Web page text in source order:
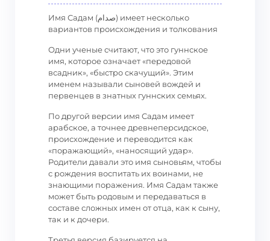
Имя Садам (صدام‎‎) имеет несколько
вариантов происхождения и толкования
Одни ученые считают, что это гуннское
имя, которое означает «передовой
всадник», «быстро скачущий». Этим
именем называли сыновей вождей и
первенцев в знатных гуннских семьях.
По другой версии имя Садам имеет
арабское, а точнее древнеперсидское,
происхождение и переводится как
«поражающий», «наносящий удар».
Родители давали это имя сыновьям, чтобы
с рождения воспитать их воинами, не
знающими поражения. Имя Садам также
может быть родовым и передаваться в
составе сложных имен от отца, как к сыну,
так и к дочери.